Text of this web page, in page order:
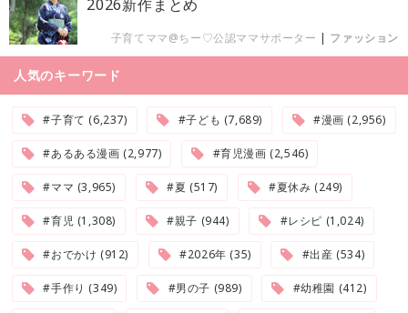
2026新作まとめ
子育てママ@ちー♡公認ママサポーター | ファッション
人気のキーワード
#子育て (6,237) #子ども (7,689) #漫画 (2,956)
#あるある漫画 (2,977) #育児漫画 (2,546)
#ママ (3,965) #夏 (517) #夏休み (249)
#育児 (1,308) #親子 (944) #レシピ (1,024)
#おでかけ (912) #2026年 (35) #出産 (534)
#手作り (349) #男の子 (989) #幼稚園 (412)